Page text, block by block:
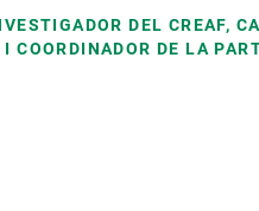
DEL CREAF,
COORDINADOR DE LA